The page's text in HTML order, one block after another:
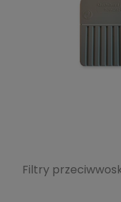
Filtry